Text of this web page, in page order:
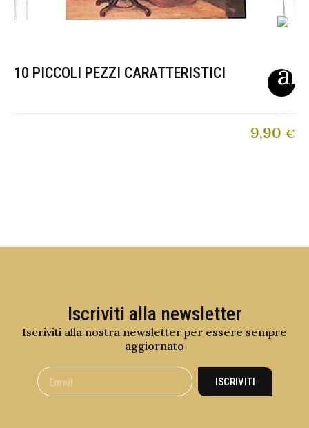
10 PICCOLI PEZZI CARATTERISTICI
9,90 €
Iscriviti alla newsletter
Iscriviti alla nostra newsletter per essere sempre
aggiornato
ISCRIVITI